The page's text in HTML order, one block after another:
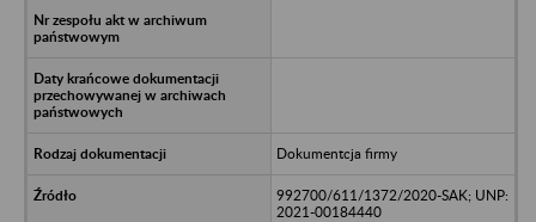
Dokumentcja firmy
992700/611/1372/2020-SAK; UNP:
2021-00184440